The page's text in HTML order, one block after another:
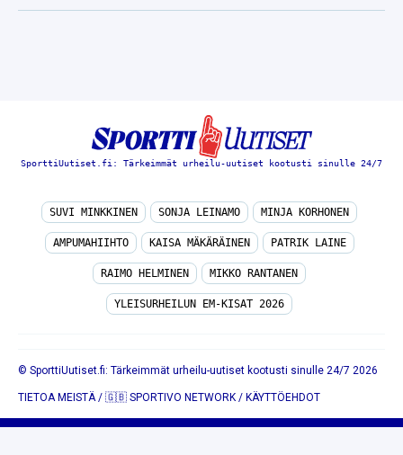
SporttiUutiset.fi: Tärkeimmät urheilu-uutiset kootusti sinulle 24/7
SUVI MINKKINEN SONJA LEINAMO MINJA KORHONEN
AMPUMAHIIHTO KAISA MÄKÄRÄINEN PATRIK LAINE
RAIMO HELMINEN MIKKO RANTANEN
YLEISURHEILUN EM-KISAT 2026
© SporttiUutiset.fi: Tärkeimmät urheilu-uutiset kootusti sinulle 24/7 2026
TIETOA MEISTÄ/ 🇬🇧 SPORTIVO NETWORK / KÄYTTÖEHDOT